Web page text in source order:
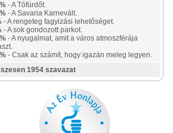
- A Tófürdőt.
- A Savaria Karnevált.
- A rengeteg fagyizási lehetőséget.
- A sok gondozott parkot.
- A nyugalmat, amit a város atmoszférája
- Csak az számít, hogy igazán meleg legyen.
1954 szavazat